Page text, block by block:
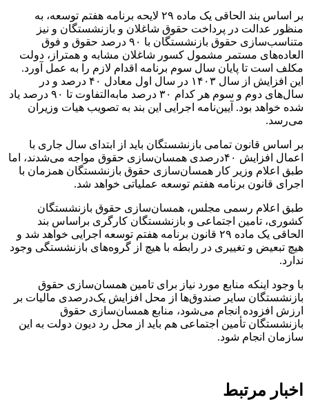
بر اساس بند الحاقی یک ماده ۲۹ لایحه برنامه هفتم توسعه، به
منظور عدالت در پرداخت حقوق شاغلان و بازنشستگان و نیز
متناسب‌سازی حقوق بازنشستگان با ۹۰ درصد حقوق و فوق
العاده‌های مستمر مشمول کسور شاغلان مشابه و همتراز، دولت
مکلف است تا پایان سال سوم برنامه اقدام لازم را به عمل آورد.
این افزایش از سال ۱۴۰۳ در سال اول معادل ۴۰ درصد و در
سال‌های دوم و سوم هر کدام ۳۰ درصد مابه‌التفاوت تا ۹۰ درصد یاد
شده خواهد بود. آیین‌نامه اجرایی این بند به تصویب هیات وزیران
می‌رسد.
بر اساس قانون تمامی بازنشستگان باید از ابتدای سال جاری با
اعمال افزایش ۴۰درصدی همسان‌سازی حقوق مواجه می‌شدند، اما
طبق اعلام وزیر کار همسان‌سازی حقوق بازنشستگان همزمان با
اجرای قانون برنامه هفتم توسعه عملیاتی خواهد شد.
طبق اعلام رسمی مجلس، همسان‌سازی حقوق بازنشستگان
کشوری، تامین اجتماعی و بازنشستگان کارگری براساس بند
الحاقی یک ماده ۲۹ قانون برنامه هفتم توسعه اجرایی خواهد شد و
هیچ تبعیض و تغییری در رابطه با هیچ از گروه‌های بازنشستگی وجود
ندارد.
با وجود اینکه منابع مورد نیاز برای تامین همسان‌سازی حقوق
بازنشستگان سایر صندوق‌ها از محل افزایش یک‌درصدی مالیات بر
ارزش افزوده انجام می‌شود، منابع همسان‌سازی حقوق
بازنشستگان تأمین اجتماعی هم باید از محل رد دیون دولت به این
سازمان انجام شود.
اخبار مرتبط